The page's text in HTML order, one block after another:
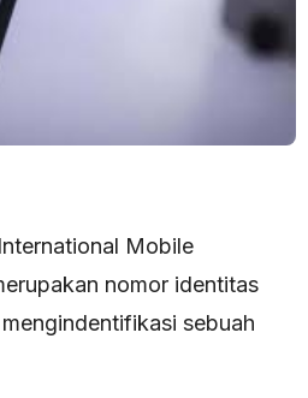
Mobile
nomor identitas
sebuah